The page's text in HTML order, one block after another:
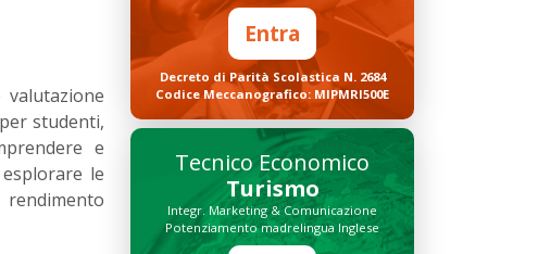
studenti,
e
le
Entra
Decreto di Parità Scolastica N. 2684
Codice Meccanografico: MIPMRI500E
Tecnico Economico
Turismo
Integr. Marketing & Comunicazione
Potenziamento madrelingua Inglese